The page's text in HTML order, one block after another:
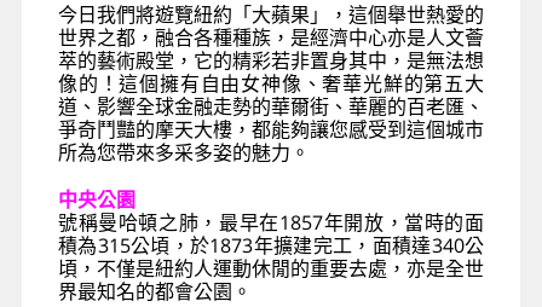
今日我們將遊覽紐約「大蘋果」，這個舉世熱愛的
世界之都，融合各種種族，是經濟中心亦是人文薈
萃的藝術殿堂，它的精彩若非置身其中，是無法想
像的！這個擁有自由女神像、奢華光鮮的第五大
道、影響全球金融走勢的華爾街、華麗的百老匯、
爭奇鬥豔的摩天大樓，都能夠讓您感受到這個城市
所為您帶來多采多姿的魅力。
中央公園
號稱曼哈頓之肺，最早在1857年開放，當時的面
積為315公頃，於1873年擴建完工，面積達340公
頃，不僅是紐約人運動休閒的重要去處，亦是全世
界最知名的都會公園。